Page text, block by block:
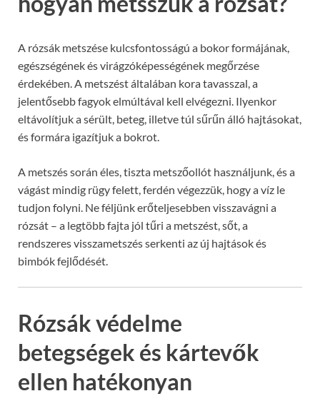
A rózsák metszése kulcsfontosságú a bokor formájának,
egészségének és virágzóképességének megőrzése
érdekében. A metszést általában kora tavasszal, a
jelentősebb fagyok elmúltával kell elvégezni. Ilyenkor
eltávolítjuk a sérült, beteg, illetve túl sűrűn álló hajtásokat,
és formára igazítjuk a bokrot.
A metszés során éles, tiszta metszőollót használjunk, és a
vágást mindig rügy felett, ferdén végezzük, hogy a víz le
tudjon folyni. Ne féljünk erőteljesebben visszavágni a
rózsát – a legtöbb fajta jól tűri a metszést, sőt, a
rendszeres visszametszés serkenti az új hajtások és
bimbók fejlődését.
Rózsák védelme
betegségek és kártevők
ellen hatékonyan